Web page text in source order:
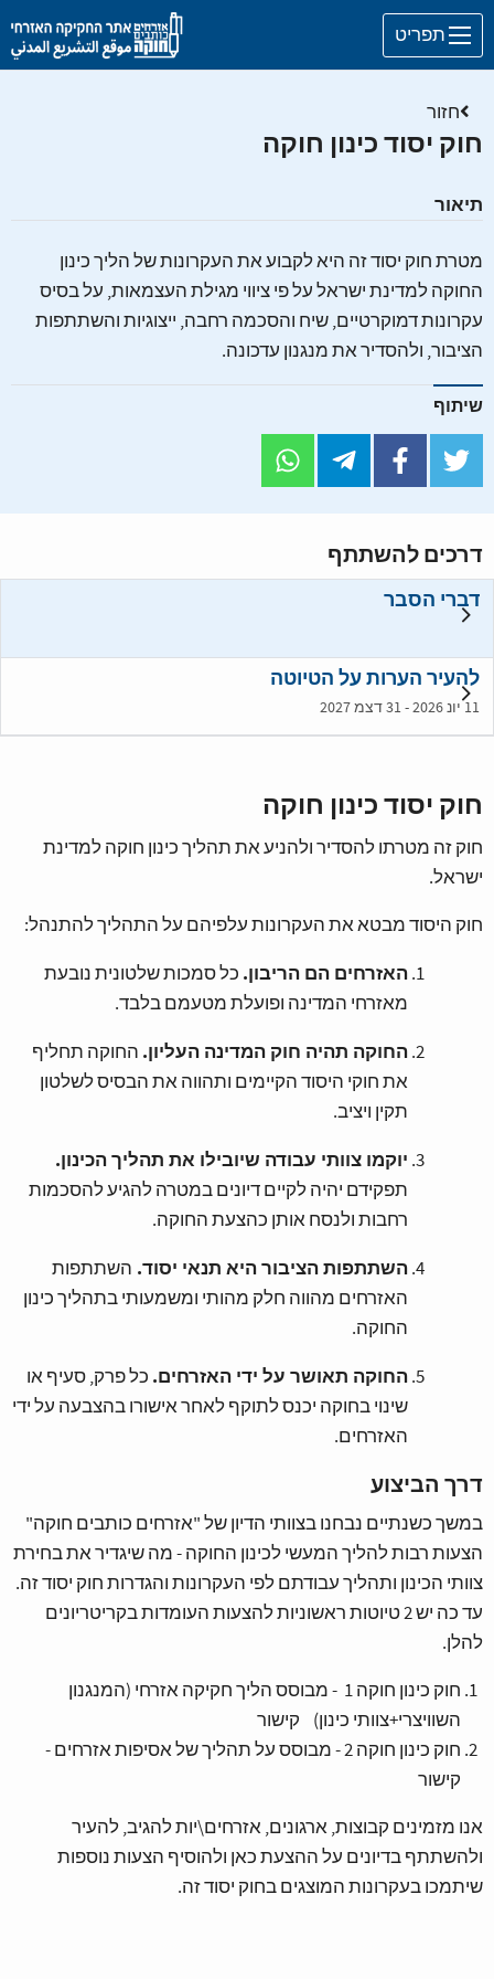
Skip to main content
חזור
חוק יסוד כינון חוקה
תיאור
מטרת חוק יסוד זה היא לקבוע את העקרונות של הליך כינון
החוקה למדינת ישראל על פי ציווי מגילת העצמאות, על בסיס
עקרונות דמוקרטיים, שיח והסכמה רחבה, ייצוגיות והשתתפות
הציבור, ולהסדיר את מנגנון עדכונה.
שיתוף
דרכים להשתתף
דברי הסבר
להעיר הערות על הטיוטה
11 יונ 2026 - 31 דצמ 2027
חוק יסוד כינון חוקה
חוק זה מטרתו להסדיר ולהניע את תהליך כינון חוקה למדינת
ישראל.
חוק היסוד מבטא את העקרונות עלפיהם על התהליך להתנהל:
האזרחים הם הריבון. כל סמכות שלטונית נובעת
מאזרחי המדינה ופועלת מטעמם בלבד.
החוקה תהיה חוק המדינה העליון. החוקה תחליף
את חוקי היסוד הקיימים ותהווה את הבסיס לשלטון
תקין ויציב.
יוקמו צוותי עבודה שיובילו את תהליך הכינון.
תפקידם יהיה לקיים דיונים במטרה להגיע להסכמות
רחבות ולנסח אותן כהצעת החוקה.
השתתפות הציבור היא תנאי יסוד. השתתפות
האזרחים מהווה חלק מהותי ומשמעותי בתהליך כינון
החוקה.
החוקה תאושר על ידי האזרחים. כל פרק, סעיף או
שינוי בחוקה יכנס לתוקף לאחר אישורו בהצבעה על ידי
האזרחים.
דרך הביצוע
במשך כשנתיים נבחנו בצוותי הדיון של "אזרחים כותבים חוקה"
הצעות רבות להליך המעשי לכינון החוקה - מה שיגדיר את בחירת
צוותי הכינון ותהליך עבודתם לפי העקרונות והגדרות חוק יסוד זה.
עד כה יש 2 טיוטות ראשוניות להצעות העומדות בקריטריונים
להלן.
חוק כינון חוקה 1 - מבוסס הליך חקיקה אזרחי (המנגנון
השוויצרי+צוותי כינון) קישור
חוק כינון חוקה 2 - מבוסס על תהליך של אסיפות אזרחים -
קישור
אנו מזמינים קבוצות, ארגונים, אזרחים\יות להגיב, להעיר
ולהשתתף בדיונים על ההצעת כאן ולהוסיף הצעות נוספות
שיתמכו בעקרונות המוצגים בחוק יסוד זה.